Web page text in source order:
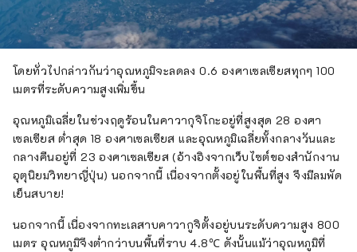
โดยทั่วไปกล่าวกันว่าอุณหภูมิจะลดลง 0.6 องศาเซลเซียสทุกๆ 100
เมตรที่ระดับความสูงเพิ่มขึ้น
อุณหภูมิเฉลี่ยในช่วงฤดูร้อนในคาวากุจิโกะอยู่ที่สูงสุด 28 องศา
เซลเซียส ต่ำสุด 18 องศาเซลเซียส และอุณหภูมิเฉลี่ยทั้งกลางวันและ
กลางคืนอยู่ที่ 23 องศาเซลเซียส (อ้างอิงจากเว็บไซต์ของสำนักงาน
อุตุนิยมวิทยาญี่ปุ่น) นอกจากนี้ เนื่องจากตั้งอยู่ในพื้นที่สูง จึงมีลมพัด
เย็นสบาย!
นอกจากนี้ เนื่องจากทะเลสาบคาวากูจิตั้งอยู่บนระดับความสูง 800
เมตร อุณหภูมิจึงต่ำกว่าบนพื้นที่ราบ 4.8℃ ดังนั้นแม้ว่าอุณหภูมิที่